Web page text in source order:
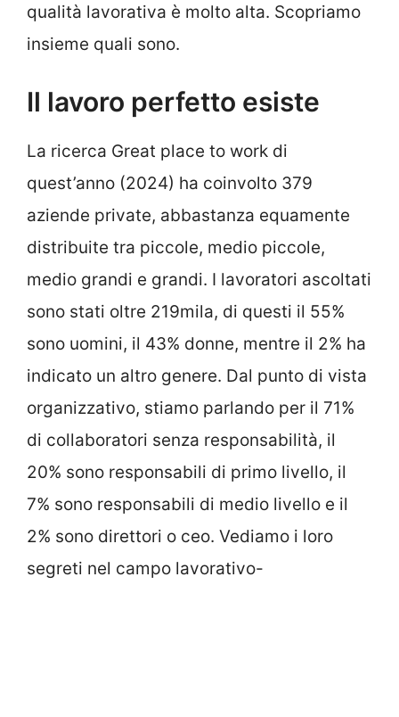
qualità lavorativa è molto alta. Scopriamo
insieme quali sono.
Il lavoro perfetto esiste
La ricerca Great place to work di
quest’anno (2024) ha coinvolto 379
aziende private, abbastanza equamente
distribuite tra piccole, medio piccole,
medio grandi e grandi. I lavoratori ascoltati
sono stati oltre 219mila, di questi il 55%
sono uomini, il 43% donne, mentre il 2% ha
indicato un altro genere. Dal punto di vista
organizzativo, stiamo parlando per il 71%
di collaboratori senza responsabilità, il
20% sono responsabili di primo livello, il
7% sono responsabili di medio livello e il
2% sono direttori o ceo. Vediamo i loro
segreti nel campo lavorativo-